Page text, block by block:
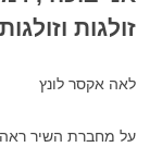
זולגות
לאה אקסר לונץ
על מחברת השיר ראה